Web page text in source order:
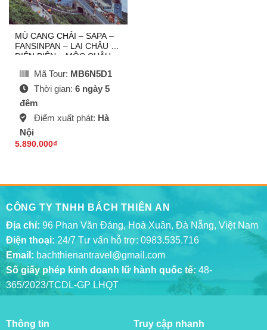
MÙ CANG CHẢI – SAPA –
FANSINPAN – LAI CHÂU –
ĐIỆN BIÊN – MỘC CHÂU –
Mã Tour: MB6N5D1
Thời gian: 6 ngày 5
đêm
Điểm xuất phát: Hà
Nội
5.890.000₫
CÔNG TY TNHH BÁCH THIÊN AN
Địa chỉ: 96 Phan Văn Đáng, Hoà Xuân, Đà Nẵng, Việt Nam
Điện thoại: 24/7 Tư vấn hỗ trợ: 0983.535.716
Email: bachthienantravel@gmail.com
Số giấy phép kinh doanh lữ hành quốc tế: 48-
365/2023/TCDL-GP LHQT
Thông tin Truy cập nhanh